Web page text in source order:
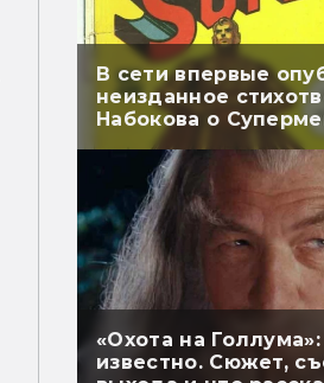
В сети впервые
неизданное
Набокова о
перевели
«Охота на
известно. Сюжет,